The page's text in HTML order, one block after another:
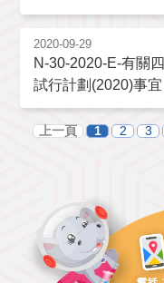
2020-09-29
N-30-2020-E-有關
試行計劃(2020)事宜
上一頁 1 2 3